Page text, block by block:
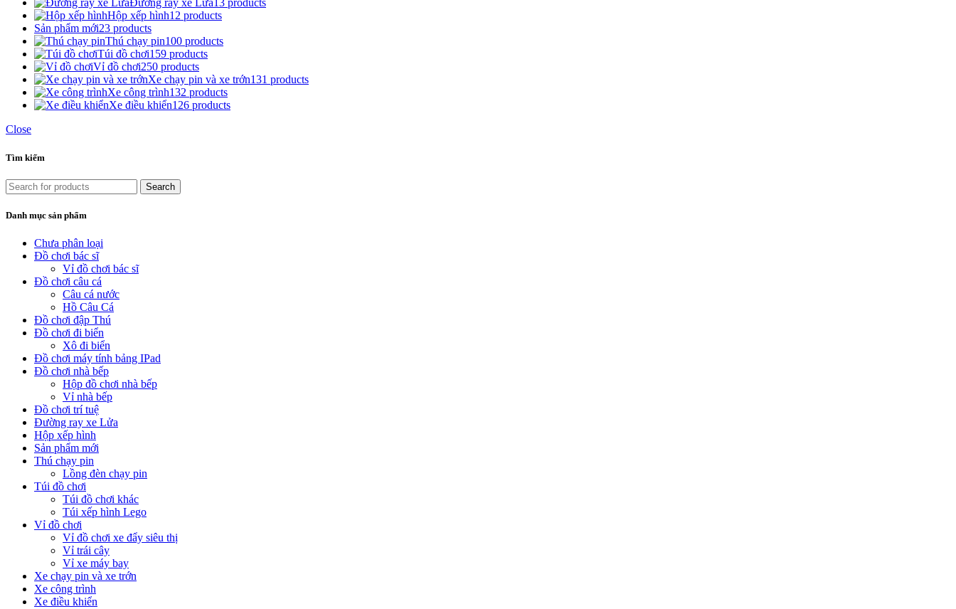
Đường ray xe Lửa13 products
Hộp xếp hình12 products
Sản phẩm mới23 products
Thú chạy pin100 products
Túi đồ chơi159 products
Vỉ đồ chơi250 products
Xe chạy pin và xe trớn131 products
Xe công trình132 products
Xe điều khiển126 products
Close
Tìm kiếm
Search
Danh mục sản phẩm
Chưa phân loại
Đồ chơi bác sĩ
Vỉ đồ chơi bác sĩ
Đồ chơi câu cá
Câu cá nước
Hồ Câu Cá
Đồ chơi đập Thú
Đồ chơi đi biển
Xô đi biển
Đồ chơi máy tính bảng IPad
Đồ chơi nhà bếp
Hộp đồ chơi nhà bếp
Vỉ nhà bếp
Đồ chơi trí tuệ
Đường ray xe Lửa
Hộp xếp hình
Sản phẩm mới
Thú chạy pin
Lồng đèn chạy pin
Túi đồ chơi
Túi đồ chơi khác
Túi xếp hình Lego
Vỉ đồ chơi
Vỉ đồ chơi xe đẩy siêu thị
Vỉ trái cây
Vỉ xe máy bay
Xe chạy pin và xe trớn
Xe công trình
Xe điều khiển